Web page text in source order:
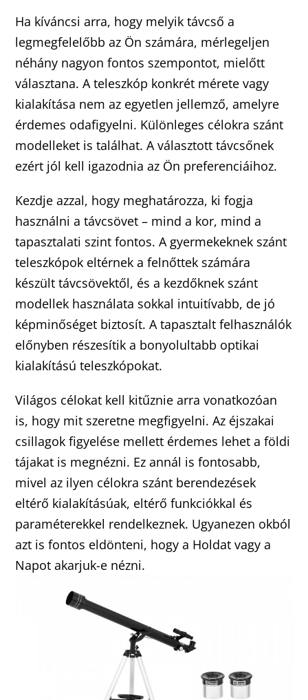
Ha kíváncsi arra, hogy melyik távcső a
legmegfelelőbb az Ön számára, mérlegeljen
néhány nagyon fontos szempontot, mielőtt
választana. A teleszkóp konkrét mérete vagy
kialakítása nem az egyetlen jellemző, amelyre
érdemes odafigyelni. Különleges célokra szánt
modelleket is találhat. A választott távcsőnek
ezért jól kell igazodnia az Ön preferenciáihoz.
Kezdje azzal, hogy meghatározza, ki fogja
használni a távcsövet – mind a kor, mind a
tapasztalati szint fontos. A gyermekeknek szánt
teleszkópok eltérnek a felnőttek számára
készült távcsövektől, és a kezdőknek szánt
modellek használata sokkal intuitívabb, de jó
képminőséget biztosít. A tapasztalt felhasználók
előnyben részesítik a bonyolultabb optikai
kialakítású teleszkópokat.
Világos célokat kell kitűznie arra vonatkozóan
is, hogy mit szeretne megfigyelni. Az éjszakai
csillagok figyelése mellett érdemes lehet a földi
tájakat is megnézni. Ez annál is fontosabb,
mivel az ilyen célokra szánt berendezések
eltérő kialakításúak, eltérő funkciókkal és
paraméterekkel rendelkeznek. Ugyanezen okból
azt is fontos eldönteni, hogy a Holdat vagy a
Napot akarjuk-e nézni.